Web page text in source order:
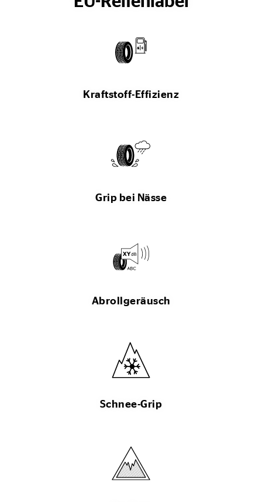
Kraftstoff-Effizienz
Grip bei Nässe
Abrollgeräusch
Schnee-Grip